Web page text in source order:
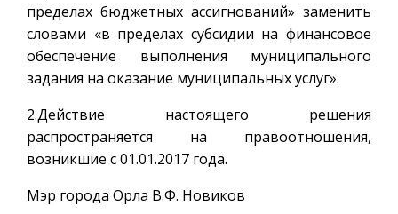
пределах бюджетных ассигнований» заменить
словами «в пределах субсидии на финансовое
обеспечение выполнения муниципального
задания на оказание муниципальных услуг».
2.Действие настоящего решения
распространяется на правоотношения,
возникшие с 01.01.2017 года.
Мэр города Орла В.Ф. Новиков